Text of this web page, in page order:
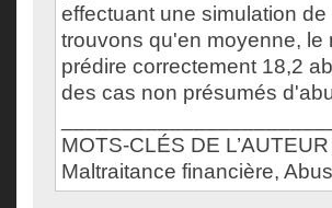
effectuant une simulation
trouvons qu'en moyenne,
prédire correctement 18,2
des cas non présumés
MOTS-CLÉS DE
Maltraitance financière,